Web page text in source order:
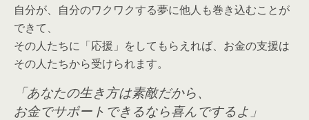
自分が、自分のワクワクする夢に他人も巻き込むことが
できて、
その人たちに「応援」をしてもらえれば、お金の支援は
その人たちから受けられます。
「あなたの生き方は素敵だから、
お金でサポートできるなら喜んでするよ」